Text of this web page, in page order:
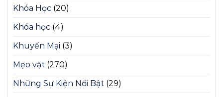
Khóa Học (20)
Khóa học (4)
Khuyến Mại (3)
Mẹo vặt (270)
Những Sự Kiện Nổi Bật (29)